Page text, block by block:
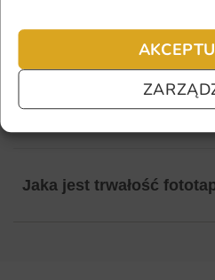
Jaki materiał wybrać?
Jaka jest trwałość